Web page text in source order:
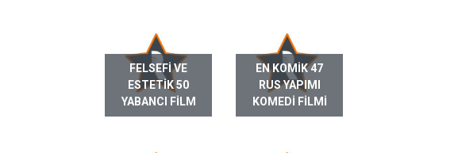
FELSEFI VE
ESTETIK 50
YABANCI FILM
EN KOMIK 47
RUS YAPIMI
KOMEDI FILMI